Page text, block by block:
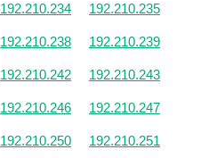
192.210.234 192.210.235
192.210.238 192.210.239
192.210.242 192.210.243
192.210.246 192.210.247
192.210.250 192.210.251